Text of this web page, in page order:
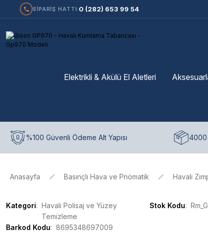
SİPARİŞ HATTI: 0 (282) 653 99 54
Elektrikli & Akülü El Aletleri
%100 Güvenli Ödeme Alt Yapısı 4000
Anasayfa Basınçlı Hava ve Pnömatik Havalı
Kategori
Havalı Polisaj ve Yüzey
Temizleme
Stok Kodu
Barkod Kodu 8695348697009